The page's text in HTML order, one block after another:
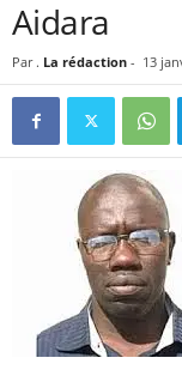
Aidara
Par . La rédaction - 13